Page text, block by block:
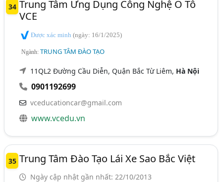
34 Trung Tâm Ứng Dụng Công Nghệ Ô Tô
VCE
Được xác minh(ngày: 16/1/2025)
Ngành:TRUNG TÂM ĐÀO TẠO
11QL2 Đường Cầu Diễn, Quận Bắc Từ Liêm, Hà Nội
0901192699
vceducationcar@gmail.com
www.vcedu.vn
35 Trung Tâm Đào Tạo Lái Xe Sao Bắc Việt
Ngày cập nhật gần nhất: 22/10/2013